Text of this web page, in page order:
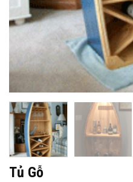
Tủ Gỗ